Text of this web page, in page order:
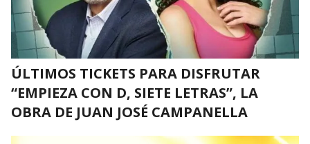
ÚLTIMOS TICKETS PARA DISFRUTAR
“EMPIEZA CON D, SIETE LETRAS”, LA
OBRA DE JUAN JOSÉ CAMPANELLA